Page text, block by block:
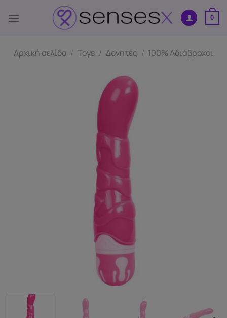
στο
0
Αρχική σελίδα / Toys / Δονητές / 100% Αδιάβροχοι